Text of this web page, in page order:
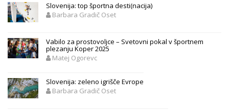
Slovenija: top športna desti(nacija)
Barbara Gradič Oset
Vabilo za prostovoljce – Svetovni pokal v športnem
plezanju Koper 2025
Matej Ogorevc
Slovenija: zeleno igrišče Evrope
Barbara Gradič Oset